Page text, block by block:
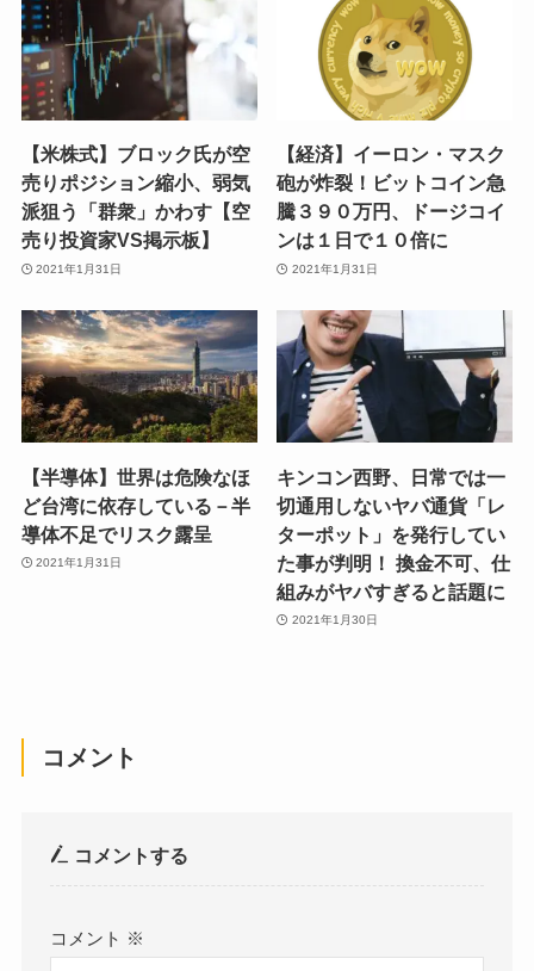
【米株式】ブロック氏が空
売りポジション縮小、弱気
派狙う「群衆」かわす【空
売り投資家VS掲示板】
2021年1月31日
【経済】イーロン・マスク
砲が炸裂！ビットコイン急
騰３９０万円、ドージコイ
ンは１日で１０倍に
2021年1月31日
【半導体】世界は危険なほ
ど台湾に依存している－半
導体不足でリスク露呈
2021年1月31日
キンコン西野、日常では一
切通用しないヤバ通貨「レ
ターポット」を発行してい
た事が判明！ 換金不可、仕
組みがヤバすぎると話題に
2021年1月30日
コメント
コメントする
コメント ※